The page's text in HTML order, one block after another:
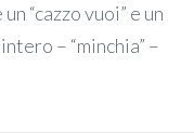
“cazzo vuoi” e un
– “minchia” –